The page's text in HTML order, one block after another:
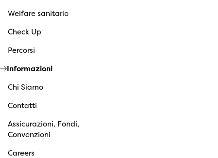
Welfare sanitario
Check Up
Percorsi
Informazioni
Chi Siamo
Contatti
Assicurazioni, Fondi,
Convenzioni
Careers